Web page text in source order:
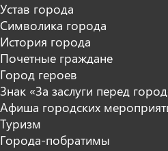
Устав города
Символика города
История города
Почетные граждане
Город героев
Знак «За заслуги перед
Афиша городских
Туризм
Города-побратимы